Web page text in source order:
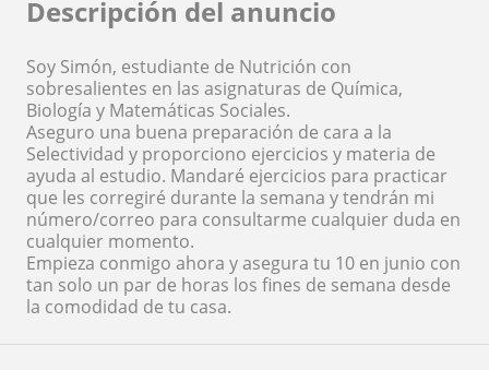
Descripción del anuncio
Soy Simón, estudiante de Nutrición con
sobresalientes en las asignaturas de Química,
Biología y Matemáticas Sociales.
Aseguro una buena preparación de cara a la
Selectividad y proporciono ejercicios y materia de
ayuda al estudio. Mandaré ejercicios para practicar
que les corregiré durante la semana y tendrán mi
número/correo para consultarme cualquier duda en
cualquier momento.
Empieza conmigo ahora y asegura tu 10 en junio con
tan solo un par de horas los fines de semana desde
la comodidad de tu casa.